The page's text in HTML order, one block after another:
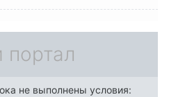
портал
не выполнены условия: